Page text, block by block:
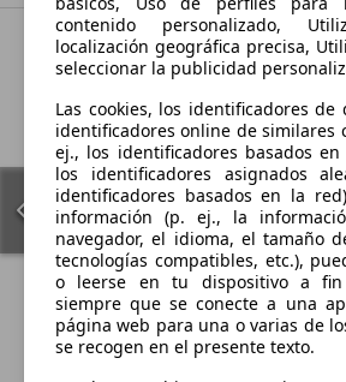
contenido personalizado,
localización geográfica precisa,
seleccionar la publicidad
Las cookies, los identificadores de
identificadores online de similares
ej., los identificadores basados
los identificadores asignados
identificadores basados en la
información (p. ej., la
navegador, el idioma, el tamaño
tecnologías compatibles, etc.),
o leerse en tu dispositivo a fin
siempre que se conecte a una
página web para una o varias de
se recogen en el presente texto.